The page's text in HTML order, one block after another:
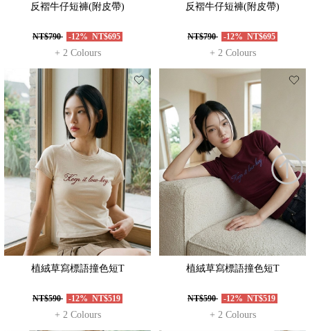
反褶牛仔短褲(附皮帶)
NT$790 -12% NT$695
+ 2 Colours
反褶牛仔短褲(附皮帶)
NT$790 -12% NT$695
+ 2 Colours
植絨草寫標語撞色短T
NT$590 -12% NT$519
+ 2 Colours
植絨草寫標語撞色短T
NT$590 -12% NT$519
+ 2 Colours